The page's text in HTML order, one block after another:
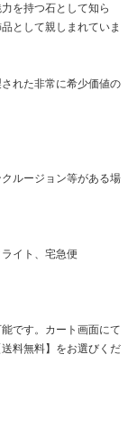
を持つ石として知ら
として親しまれていま
れた非常に希少価値の
ルージョン等がある場
イト、宅急便
です。カート画面にて
料無料】をお選びくだ